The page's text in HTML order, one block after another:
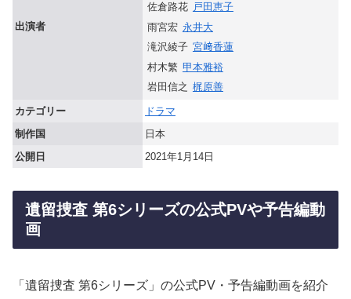
出演者
佐倉路花 戸田恵子
雨宮宏 永井大
滝沢綾子 宮﨑香蓮
村木繁 甲本雅裕
岩田信之 梶原善
カテゴリー
ドラマ
制作国
日本
公開日
2021年1月14日
遺留捜査 第6シリーズの公式PVや予告編動
画
「遺留捜査 第6シリーズ」の公式PV・予告編動画を紹介